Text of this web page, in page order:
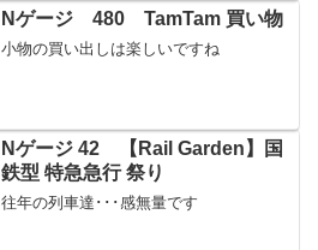
Nゲージ 480 TamTam 買い物
小物の買い出しは楽しいですね
Nゲージ 42 【Rail Garden】国
鉄型 特急急行 祭り
往年の列車達･･･感無量です